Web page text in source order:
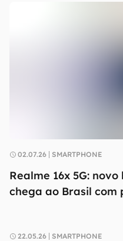
02.07.26 SMARTPHONE
Realme 16x 5G:
chega ao Brasil com
22.05.26 SMARTPHONE